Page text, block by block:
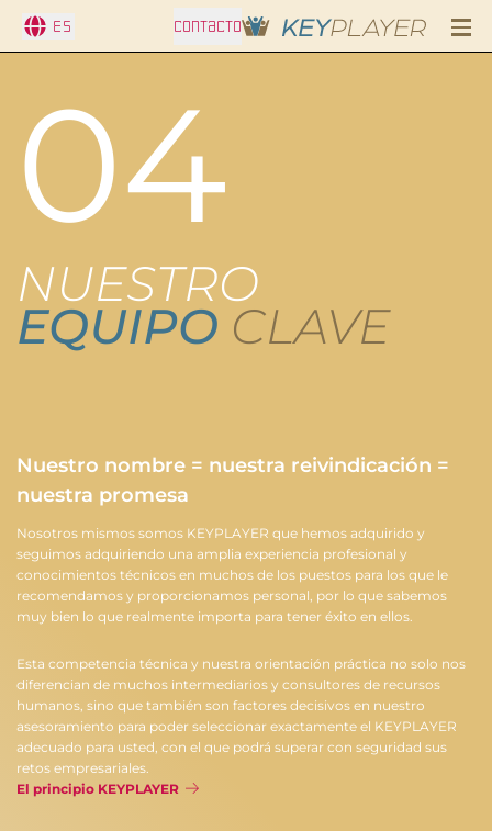
ES CONTACTO
04
NUESTRO
EQUIPO CLAVE
Nuestro nombre = nuestra reivindicación =
nuestra promesa
Nosotros mismos somos KEYPLAYER que hemos adquirido y
seguimos adquiriendo una amplia experiencia profesional y
conocimientos técnicos en muchos de los puestos para los que le
recomendamos y proporcionamos personal, por lo que sabemos
muy bien lo que realmente importa para tener éxito en ellos.
Esta competencia técnica y nuestra orientación práctica no solo nos
diferencian de muchos intermediarios y consultores de recursos
humanos, sino que también son factores decisivos en nuestro
asesoramiento para poder seleccionar exactamente el KEYPLAYER
adecuado para usted, con el que podrá superar con seguridad sus
retos empresariales.
El principio KEYPLAYER